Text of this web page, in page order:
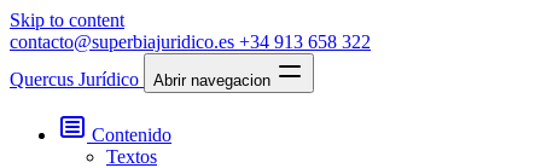
Skip to content
contacto@superbiajuridico.es +34 913 658 322
Quercus Jurídico
Abrir navegacion
Contenido
Textos